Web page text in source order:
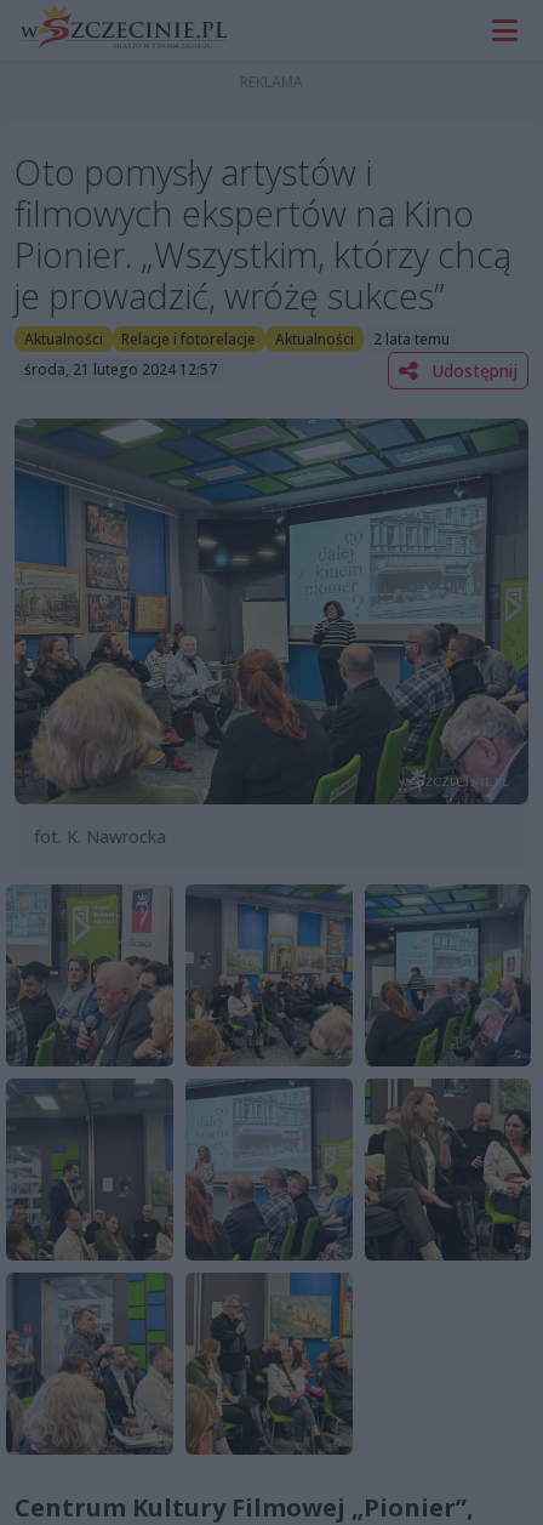
Oto pomysły artystów i
filmowych ekspertów na Kino
Pionier. „Wszystkim, którzy chcą
je prowadzić, wróżę sukces”
Aktualności Relacje i fotorelacje Aktualności
2 lata temu
środa, 21 lutego 2024 12:57
Udostępnij
fot. K. Nawrocka
Centrum Kultury Filmowej „Pionier”,